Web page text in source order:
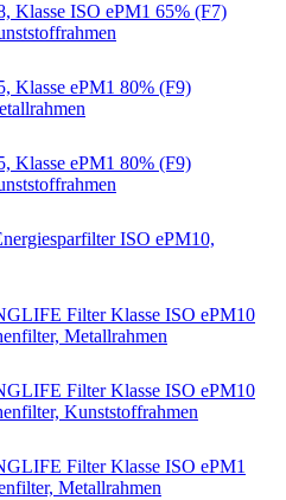
Klasse ISO ePM1 65% (F7)
Klasse ePM1 80% (F9)
Klasse ePM1 80% (F9)
ISO ePM10,
Filter Klasse ISO ePM10
Metallrahmen
Filter Klasse ISO ePM10
Kunststoffrahmen
Filter Klasse ISO ePM1
Metallrahmen